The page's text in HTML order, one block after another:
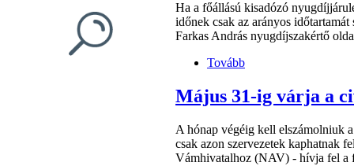
Ha a főállású kisadózó
időnek csak az arányos
Farkas András nyugdíjszakértő
Tovább
Május 31-ig várja a
A hónap végéig kell elszámolniuk
csak azon szervezetek kaphatnak
Vámhivatalhoz (NAV) - hívja fel a